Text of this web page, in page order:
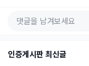
인증게시판 최신글